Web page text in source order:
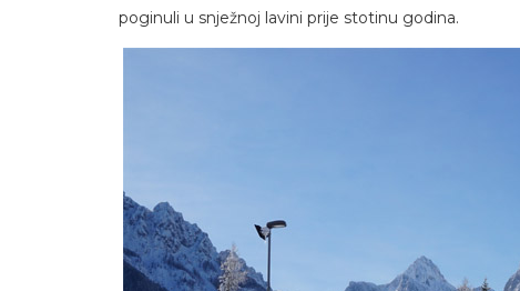
poginuli u snježnoj lavini prije stotinu godina.